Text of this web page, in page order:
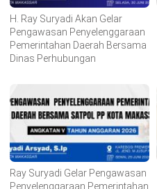
H. Ray Suryadi Akan Gelar
Pengawasan Penyelenggaraan
Pemerintahan Daerah Bersama
Dinas Perhubungan
Ray Suryadi Gelar Pengawasan
Penyelenggaraan Pemerintahan